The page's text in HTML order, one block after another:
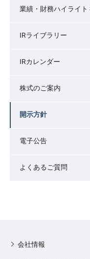
業績・財務ハイライト
IRライブラリー
IRカレンダー
株式のご案内
開示方針
電子公告
よくあるご質問
会社情報